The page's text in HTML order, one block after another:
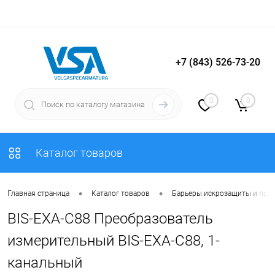
Вход Регистрация
+7 (843) 526-73-20
0 0
Каталог товаров
Главная страница • Каталог товаров • Барьеры искрозащиты и
BIS-EXA-C88 Преобразователь
измерительный BIS-EXA-C88, 1-
канальный